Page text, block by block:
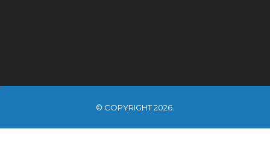
© COPYRIGHT 2026.